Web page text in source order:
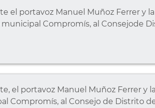
el portavoz Manuel Muñoz Ferrer y
Compromís, al Consejode
el portavoz Manuel Muñoz Ferrer y
Compromís, al Consejo de Distrito